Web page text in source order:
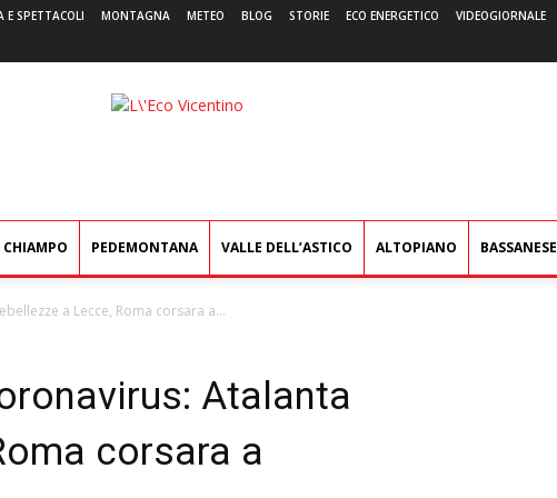
E SPETTACOLI MONTAGNA METEO BLOG STORIE ECO ENERGETICO VIDEOGIORNALE
L'Eco
CHIAMPO PEDEMONTANA VALLE DELL’ASTICO ALTOPIANO BASSANESE
a Lecce, Roma corsara a...
Atalanta
corsara a